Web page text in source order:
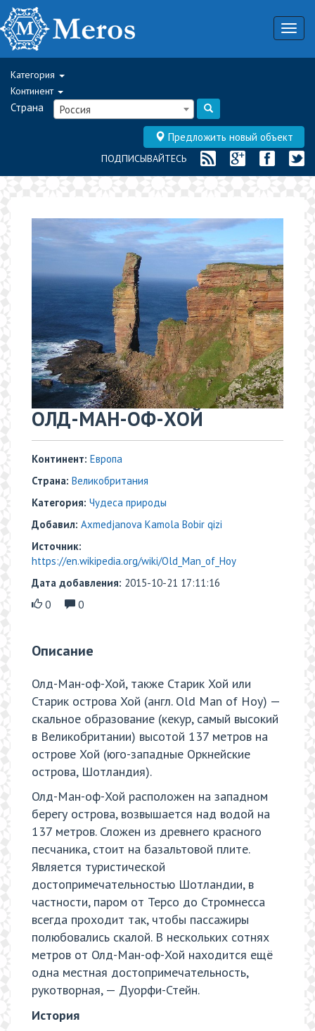
Категория
Континент
Страна Россия
Предложить новый объект
ПОДПИСЫВАЙТЕСЬ
ОЛД-МАН-ОФ-ХОЙ
Континент: Европа
Страна: Великобритания
Категория: Чудеса природы
Добавил: Axmedjanova Kamola Bobir qizi
Источник:
https://en.wikipedia.org/wiki/Old_Man_of_Hoy
Дата добавления: 2015-10-21 17:11:16
0
0
Описание
Олд-Ман-оф-Хой, также Старик Хой или
Старик острова Хой (англ. Old Man of Hoy) —
скальное образование (кекур, самый высокий
в Великобритании) высотой 137 метров на
острове Хой (юго-западные Оркнейские
острова, Шотландия).
Олд-Ман-оф-Хой расположен на западном
берегу острова, возвышается над водой на
137 метров. Сложен из древнего красного
песчаника, стоит на базальтовой плите.
Является туристической
достопримечательностью Шотландии, в
частности, паром от Терсо до Стромнесса
всегда проходит так, чтобы пассажиры
полюбовались скалой. В нескольких сотнях
метров от Олд-Ман-оф-Хой находится ещё
одна местная достопримечательность,
рукотворная, — Дуорфи-Стейн.
История